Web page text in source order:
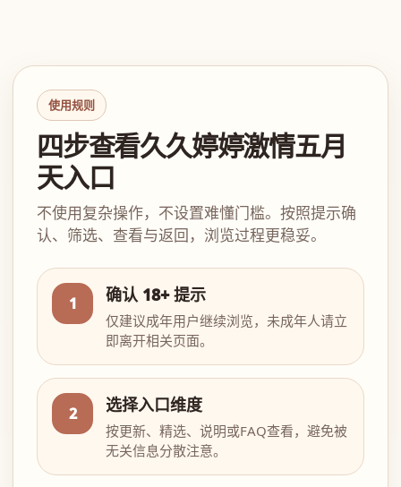
使用规则
四步查看久久婷婷激情五月
天入口
不使用复杂操作，不设置难懂门槛。按照提示确
认、筛选、查看与返回，浏览过程更稳妥。
1 确认 18+ 提示
仅建议成年用户继续浏览，未成年人请立
即离开相关页面。
2 选择入口维度
按更新、精选、说明或FAQ查看，避免被
无关信息分散注意。